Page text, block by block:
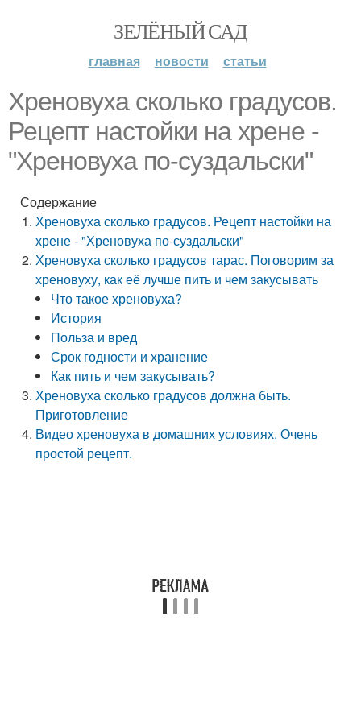
ЗЕЛЁНЫЙ САД
главная новости статьи
Хреновуха сколько градусов.
Рецепт настойки на хрене -
"Хреновуха по-суздальски"
Содержание
Хреновуха сколько градусов. Рецепт настойки на
хрене - "Хреновуха по-суздальски"
Хреновуха сколько градусов тарас. Поговорим за
хреновуху, как её лучше пить и чем закусывать
Что такое хреновуха?
История
Польза и вред
Срок годности и хранение
Как пить и чем закусывать?
Хреновуха сколько градусов должна быть.
Приготовление
Видео хреновуха в домашних условиях. Очень
простой рецепт.